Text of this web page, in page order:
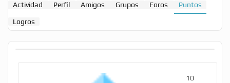
Actividad Perfil Amigos Grupos Foros Puntos
Logros
10